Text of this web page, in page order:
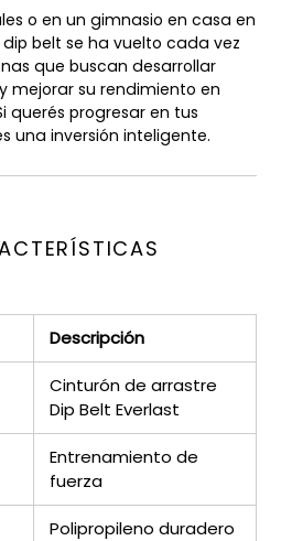
o en un gimnasio en casa en
belt se ha vuelto cada vez
que buscan desarrollar
mejorar su rendimiento en
querés progresar en tus
una inversión inteligente.
Descripción
Cinturón de arrastre
Dip Belt Everlast
Entrenamiento de
fuerza
Polipropileno duradero